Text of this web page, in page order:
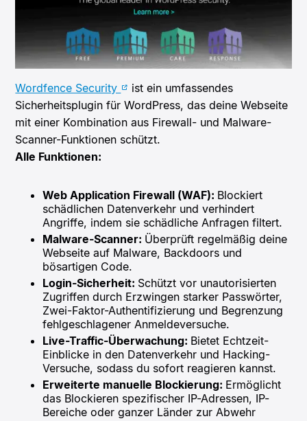
Wordfence Security
ist ein umfassendes
Sicherheitsplugin für WordPress, das deine Webseite
mit einer Kombination aus Firewall- und Malware-
Scanner-Funktionen schützt. ​
Alle Funktionen:
Web Application Firewall (WAF): Blockiert
schädlichen Datenverkehr und verhindert
Angriffe, indem sie schädliche Anfragen filtert.
Malware-Scanner: Überprüft regelmäßig deine
Webseite auf Malware, Backdoors und
bösartigen Code.​
Login-Sicherheit: Schützt vor unautorisierten
Zugriffen durch Erzwingen starker Passwörter,
Zwei-Faktor-Authentifizierung und Begrenzung
fehlgeschlagener Anmeldeversuche.​
Live-Traffic-Überwachung: Bietet Echtzeit-
Einblicke in den Datenverkehr und Hacking-
Versuche, sodass du sofort reagieren kannst.​
Erweiterte manuelle Blockierung: Ermöglicht
das Blockieren spezifischer IP-Adressen, IP-
Bereiche oder ganzer Länder zur Abwehr